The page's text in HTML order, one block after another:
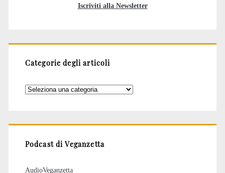
Iscriviti alla Newsletter
Categorie degli articoli
Categorie
Podcast di Veganzetta
AudioVeganzetta